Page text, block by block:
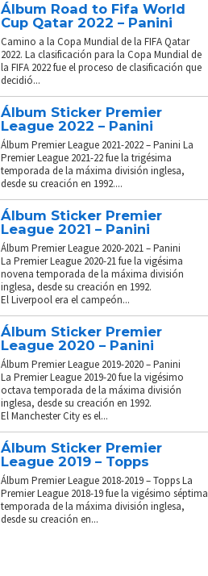
Álbum Road to Fifa World
Cup Qatar 2022 – Panini
Camino a la Copa Mundial de la FIFA Qatar
2022. La clasificación para la Copa Mundial de
la FIFA 2022 fue el proceso de clasificación que
decidió...
Álbum Sticker Premier
League 2022 – Panini
Álbum Premier League 2021-2022 – Panini La
Premier League 2021-22 fue la trigésima
temporada de la máxima división inglesa,
desde su creación en 1992....
Álbum Sticker Premier
League 2021 – Panini
Álbum Premier League 2020-2021 – Panini
La Premier League 2020-21 fue la vigésima
novena temporada de la máxima división
inglesa, desde su creación en 1992.
El Liverpool era el campeón...
Álbum Sticker Premier
League 2020 – Panini
Álbum Premier League 2019-2020 – Panini
La Premier League 2019-20 fue la vigésimo
octava temporada de la máxima división
inglesa, desde su creación en 1992.
El Manchester City es el...
Álbum Sticker Premier
League 2019 – Topps
Álbum Premier League 2018-2019 – Topps La
Premier League 2018-19 fue la vigésimo séptima
temporada de la máxima división inglesa,
desde su creación en...